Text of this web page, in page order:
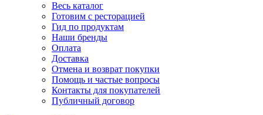
Весь каталог
Готовим с ресторацией
Гид по продуктам
Наши бренды
Оплата
Доставка
Отмена и возврат покупки
Помощь и частые вопросы
Контакты для покупателей
Публичный договор